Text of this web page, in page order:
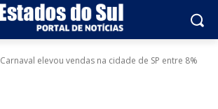
Carnaval elevou vendas na cidade de SP entre 8%